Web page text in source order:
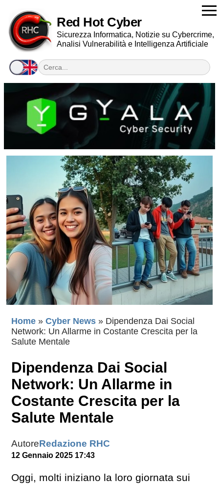
Red Hot Cyber
Sicurezza Informatica, Notizie su Cybercrime,
Analisi Vulnerabilità e Intelligenza Artificiale
Home » Cyber News » Dipendenza Dai Social
Network: Un Allarme in Costante Crescita per la
Salute Mentale
Dipendenza Dai Social
Network: Un Allarme in
Costante Crescita per la
Salute Mentale
AutoreRedazione RHC
12 Gennaio 2025 17:43
Oggi, molti iniziano la loro giornata sui